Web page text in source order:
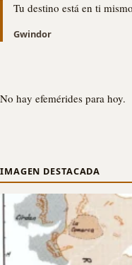
Tu destino está en ti
Gwindor
No hay efemérides para hoy.
IMAGEN DESTACADA